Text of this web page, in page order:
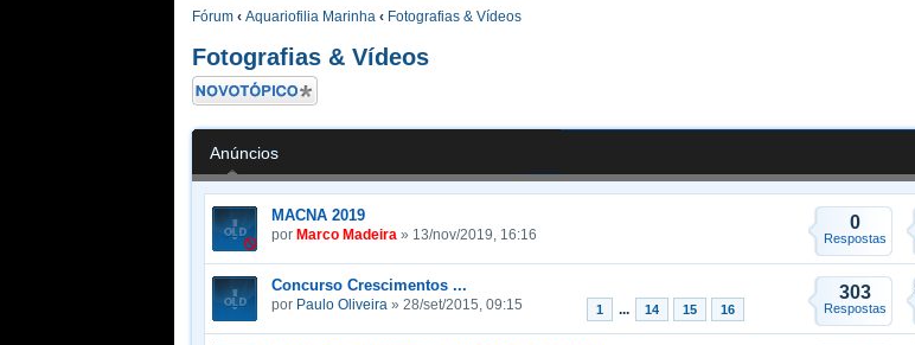
Fórum ‹ Aquariofilia Marinha ‹ Fotografias & Vídeos
Fotografias & Vídeos
Criar um novo
Tópico
Anúncios
MACNA 2019
por Marco Madeira » 13/nov/2019, 16:16
0
Respostas
Concurso Crescimentos ...
1 ... 14 15 16
por Paulo Oliveira » 28/set/2015, 09:15
303
Respostas